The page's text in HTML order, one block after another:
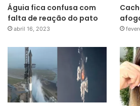
Águia fica confusa com
falta de reação do pato
abril 16, 2023